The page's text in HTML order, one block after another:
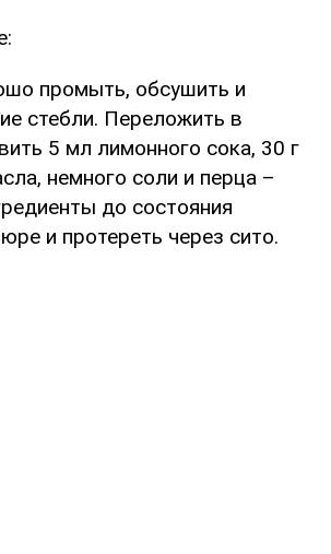
промыть, обсушить и
стебли. Переложить в
5 мл лимонного сока, 30 г
немного соли и перца –
до состояния
и протереть через сито.